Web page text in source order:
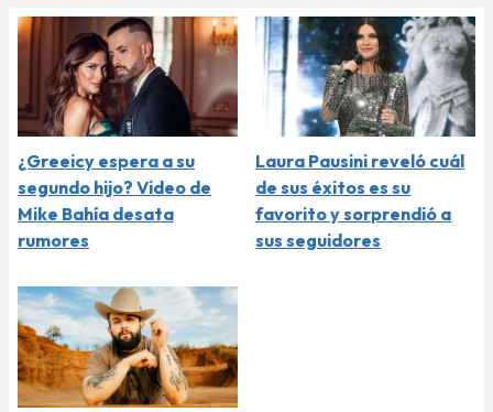
¿Greeicy espera a su
segundo hijo? Video de
Mike Bahía desata
rumores
Laura Pausini reveló cuál
de sus éxitos es su
favorito y sorprendió a
sus seguidores